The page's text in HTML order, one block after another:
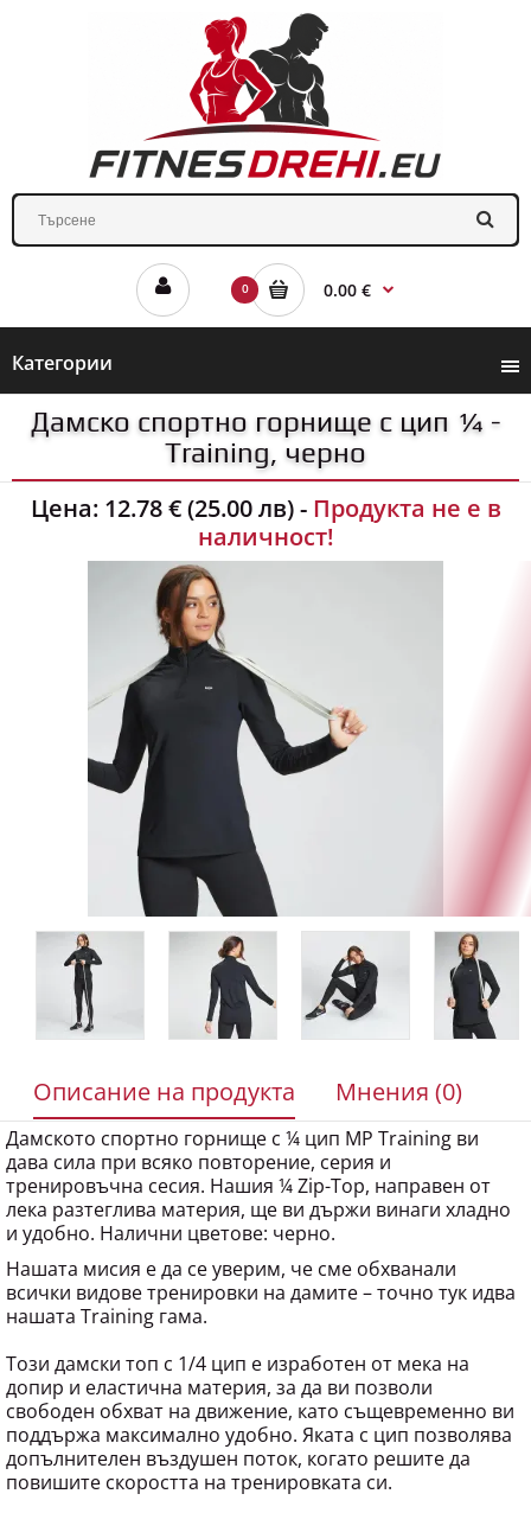
0 0.00 €
Категории
Дамско спортно горнище с цип ¼ -
Training, черно
Цена: 12.78 € (25.00 лв)- Продукта не е в
наличност!
Описание на продукта Мнения (0)
Дамското спортно горнище с ¼ цип MP Training ви
дава сила при всяко повторение, серия и
тренировъчна сесия. Нашия ¼ Zip-Top, направен от
лека разтеглива материя, ще ви държи винаги хладно
и удобно. Налични цветове: черно.
Нашата мисия е да се уверим, че сме обхванали
всички видове тренировки на дамите – точно тук идва
нашата Training гама.
Този дамски топ с 1/4 цип е изработен от мека на
допир и еластична материя, за да ви позволи
свободен обхват на движение, като същевременно ви
поддържа максимално удобно. Яката с цип позволява
допълнителен въздушен поток, когато решите да
повишите скоростта на тренировката си.